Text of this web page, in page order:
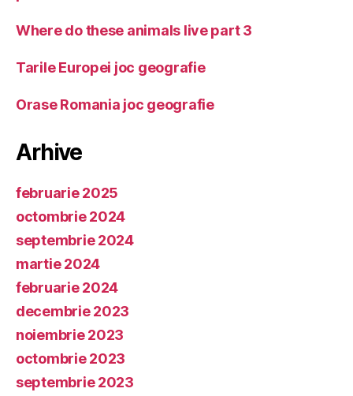
Where do these animals live part 3
Tarile Europei joc geografie
Orase Romania joc geografie
Arhive
februarie 2025
octombrie 2024
septembrie 2024
martie 2024
februarie 2024
decembrie 2023
noiembrie 2023
octombrie 2023
septembrie 2023